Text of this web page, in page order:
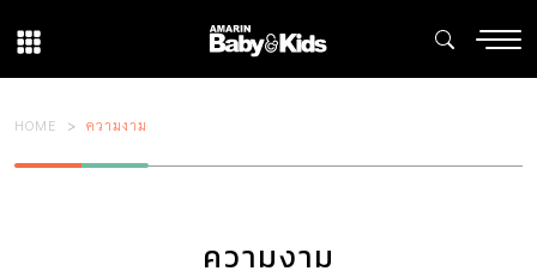
HOME ความงาม
ความงาม